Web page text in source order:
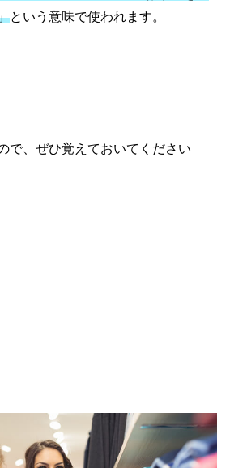
という意味で使われます。
で、ぜひ覚えておいてください